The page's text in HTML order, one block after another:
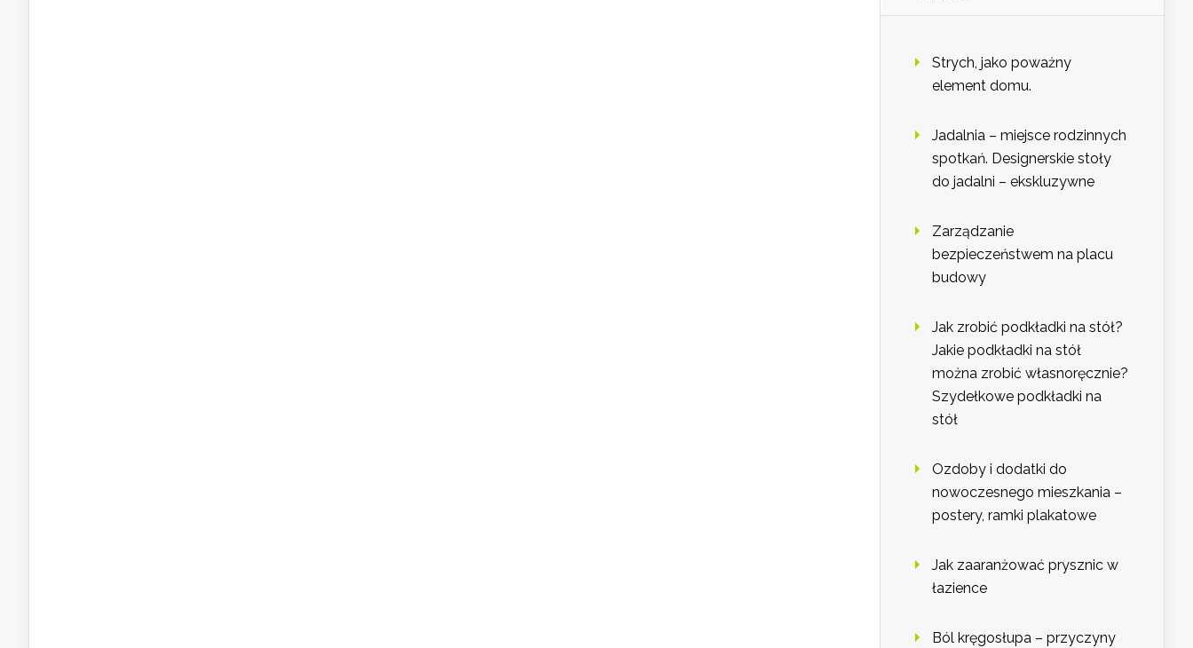
Strych, jako poważny
element domu.
Jadalnia – miejsce rodzinnych
spotkań. Designerskie stoły
do jadalni – ekskluzywne
Zarządzanie
bezpieczeństwem na placu
budowy
Jak zrobić podkładki na stół?
Jakie podkładki na stół
można zrobić własnoręcznie?
Szydełkowe podkładki na
stół
Ozdoby i dodatki do
nowoczesnego mieszkania –
postery, ramki plakatowe
Jak zaaranżować prysznic w
łazience
Ból kręgosłupa – przyczyny